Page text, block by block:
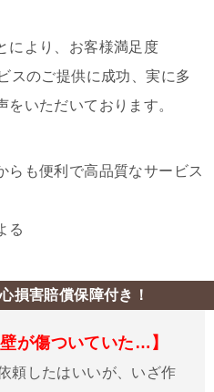
により、お客様満足度
スのご提供に成功、実に多
をいただいております。
らも便利で高品質なサービス
る
損害賠償保障付き！
が傷ついていた…】
頼したはいいが、いざ作